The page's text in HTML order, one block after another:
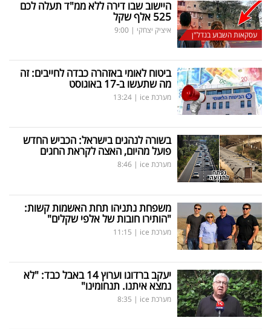
עסקאות השבוע בנדל"ן
היישוב שבו דירה ללא ממ"ד תעלה לכם
525 אלף שקל
איציק יצחקי |
9:00
ביטוח לאומי באזהרה כבדה לחייבים: זה
מה שתעשו ב-17 באוגוסט
מערכת ice |
13:24
בשורה לנהגים בישראל: הכביש החדש
פועל מהיום, האצה לקראת החגים
מערכת ice |
8:46
משפחת נתניהו תחת האשמות קשות:
"הותירו חובות של אלפי שקלים"
מערכת ice |
11:15
יעקב ברדוגו וערוץ 14 באבל כבד: "לא
נמצא איתנו. תנחומינו"
מערכת ice |
8:35